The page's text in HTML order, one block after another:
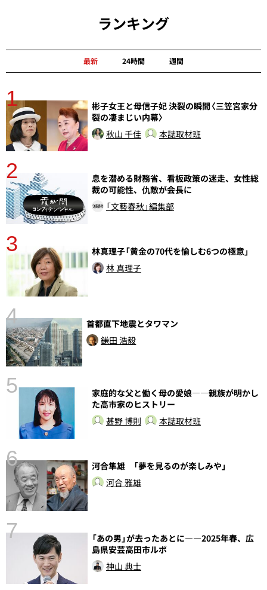
ランキング
最新 24時間 週間
1
彬子女王と母信子妃 決裂の瞬間〈三笠宮家分
裂の凄まじい内幕〉
秋山 千佳
本誌取材班
2
息を潜める財務省、看板政策の迷走、女性総
裁の可能性、仇敵が会長に
「文藝春秋」編集部
3
林真理子「黄金の70代を愉しむ6つの極意」
林 真理子
4
首都直下地震とタワマン
鎌田 浩毅
5
家庭的な父と働く母の愛娘――親族が明かし
た高市家のヒストリー
甚野 博則
本誌取材班
6
河合隼雄 「夢を見るのが楽しみや」
河合 雅雄
7
「あの男」が去ったあとに――2025年春、広
島県安芸高田市ルポ
神山 典士